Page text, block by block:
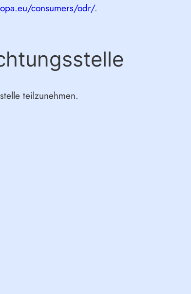
consumers/odr/.
teilzunehmen.